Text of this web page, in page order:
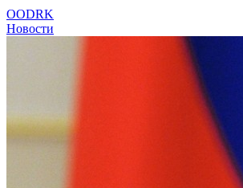
OODRK
Новости